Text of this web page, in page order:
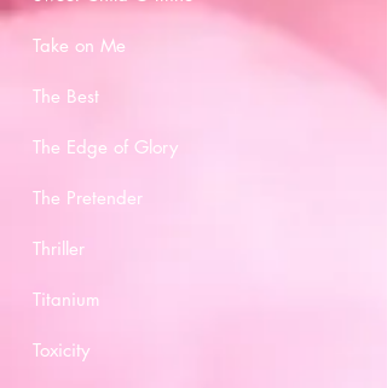
Take on Me
The Best
The Edge of Glory
The Pretender
Thriller
Titanium
Toxicity